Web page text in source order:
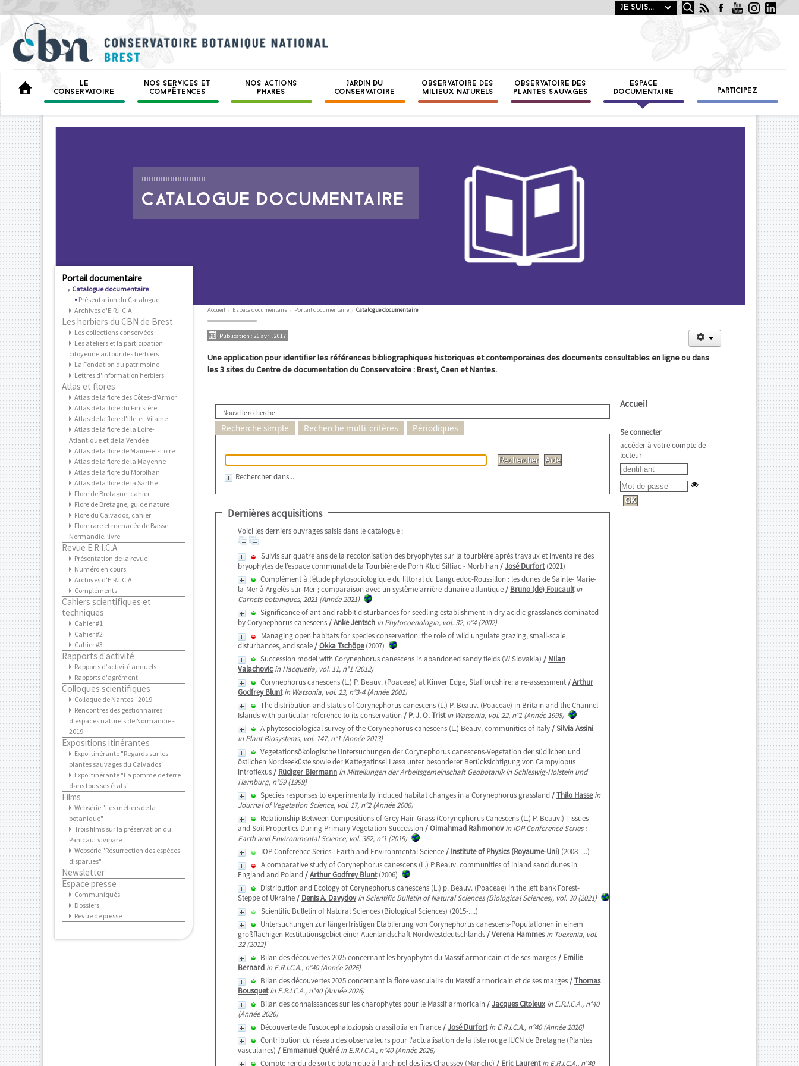
Rechercher
LE
CONSERVATOIRE
NOS SERVICES ET
COMPÉTENCES
NOS ACTIONS
PHARES
JARDIN DU
CONSERVATOIRE
OBSERVATOIRE DES
MILIEUX NATURELS
OBSERVATOIRE DES
PLANTES SAUVAGES
ESPACE
DOCUMENTAIRE
PARTICIPEZ
Portail documentaire
Catalogue documentaire
Présentation du Catalogue
Archives d'E.R.I.C.A.
Les herbiers du CBN de Brest
Les collections conservées
Les ateliers et la participation
citoyenne autour des herbiers
La Fondation du patrimoine
Lettres d'information herbiers
Atlas et flores
Atlas de la flore des Côtes-d'Armor
Atlas de la flore du Finistère
Atlas de la flore d'Ille-et-Vilaine
Atlas de la flore de la Loire-
Atlantique et de la Vendée
Atlas de la flore de Maine-et-Loire
Atlas de la flore de la Mayenne
Atlas de la flore du Morbihan
Atlas de la flore de la Sarthe
Flore de Bretagne, cahier
Flore de Bretagne, guide nature
Flore du Calvados, cahier
Flore rare et menacée de Basse-
Normandie, livre
Revue E.R.I.C.A.
Présentation de la revue
Numéro en cours
Archives d'E.R.I.C.A.
Compléments
Cahiers scientifiques et
techniques
Cahier #1
Cahier #2
Cahier #3
Rapports d'activité
Rapports d’activité annuels
Rapports d'agrément
Colloques scientifiques
Colloque de Nantes - 2019
Rencontres des gestionnaires
d'espaces naturels de Normandie -
2019
Expositions itinérantes
Expo itinérante "Regards sur les
plantes sauvages du Calvados"
Expo itinérante "La pomme de terre
dans tous ses états"
Films
Websérie "Les métiers de la
botanique"
Trois films sur la préservation du
Panicaut vivipare
Websérie "Résurrection des espèces
disparues"
Newsletter
Espace presse
Communiqués
Dossiers
Revue de presse
Accueil / Espace documentaire / Portail documentaire / Catalogue documentaire
CATALOGUE DOCUMENTAIRE
Publication : 26 avril 2017
Une application pour identifier les références bibliographiques historiques et contemporaines des documents consultables en ligne ou dans
les 3 sites du Centre de documentation du Conservatoire : Brest, Caen et Nantes.